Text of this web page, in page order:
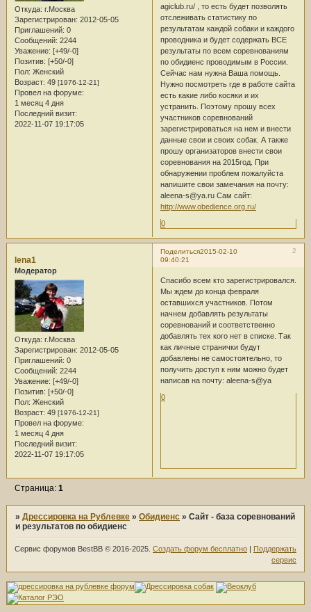
Откуда: г.Москва
Зарегистрирован: 2012-05-05
Приглашений: 0
Сообщений: 2244
Уважение: [+49/-0]
Позитив: [+50/-0]
Пол: Женский
Возраст: 49 [1976-12-21]
Провел на форуме:
1 месяц 4 дня
Последний визит:
2022-11-07 19:17:05
agiclub.ru/ , то есть будет позволять
отслеживать статистику по
результатам каждой собаки и каждого
проводника и будет содержать ВСЕ
результаты по всем соревнованиям
по обидиенс проводимым в России.
Сейчас нам нужна Ваша помощь.
Нужно посмотреть где в работе сайта
есть какие либо косяки и их
устранить. Поэтому прошу всех
участников соревнований
зарегистрироваться на нем и внести
данные свои и своих собак. А также
прошу организаторов внести свои
соревнования на 2015год. При
обнаружении проблем пожалуйста
напишите свои замечания на почту:
aleena-s@ya.ru Сам сайт:
http://www.obedience.org.ru/
0
Поделиться 2
2015-02-10
09:40:21
lena1
Модератор
Откуда: г.Москва
Зарегистрирован: 2012-05-05
Приглашений: 0
Сообщений: 2244
Уважение: [+49/-0]
Позитив: [+50/-0]
Пол: Женский
Возраст: 49 [1976-12-21]
Провел на форуме:
1 месяц 4 дня
Последний визит:
2022-11-07 19:17:05
Спасибо всем кто зарегистрировался.
Мы ждем до конца февраля
оставшихся участников. Потом
начнем добавлять результаты
соревнований и соответственно
добавлять тех кого нет в списке. Так
как личные странички будут
добавлены не самостоятельно, то
получить доступ к ним можно будет
написав на почту: aleena-s@ya
0
Страница:1
»Дрессировка на Рублевке »Обидиенс »Сайт - база соревнований
и результатов по обидиенс
Сервис форумов BestBB © 2016-2025.Создать форум бесплатно | Поддержать
сервис